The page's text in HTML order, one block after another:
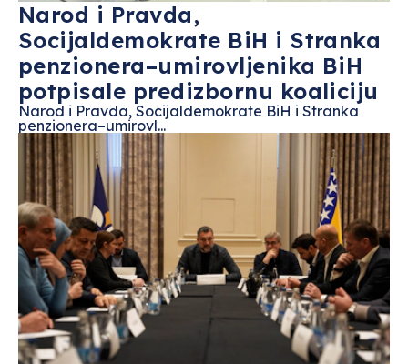
Narod i Pravda,
Socijaldemokrate BiH i Stranka
penzionera–umirovljenika BiH
potpisale predizbornu koaliciju
Narod i Pravda, Socijaldemokrate BiH i Stranka
penzionera–umirovl...